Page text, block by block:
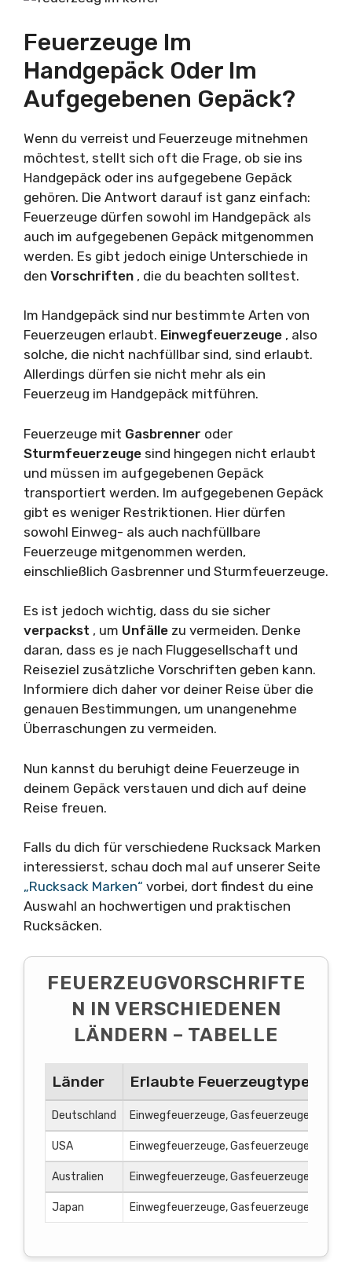
Feuerzeuge Im
Handgepäck Oder Im
Aufgegebenen Gepäck?
Wenn du verreist und Feuerzeuge mitnehmen
möchtest, stellt sich oft die Frage, ob sie ins
Handgepäck oder ins aufgegebene Gepäck
gehören. Die Antwort darauf ist ganz einfach:
Feuerzeuge dürfen sowohl im Handgepäck als
auch im aufgegebenen Gepäck mitgenommen
werden. Es gibt jedoch einige Unterschiede in
den Vorschriften , die du beachten solltest.
Im Handgepäck sind nur bestimmte Arten von
Feuerzeugen erlaubt. Einwegfeuerzeuge , also
solche, die nicht nachfüllbar sind, sind erlaubt.
Allerdings dürfen sie nicht mehr als ein
Feuerzeug im Handgepäck mitführen.
Feuerzeuge mit Gasbrenner oder
Sturmfeuerzeuge sind hingegen nicht erlaubt
und müssen im aufgegebenen Gepäck
transportiert werden. Im aufgegebenen Gepäck
gibt es weniger Restriktionen. Hier dürfen
sowohl Einweg- als auch nachfüllbare
Feuerzeuge mitgenommen werden,
einschließlich Gasbrenner und Sturmfeuerzeuge.
Es ist jedoch wichtig, dass du sie sicher
verpackst , um Unfälle zu vermeiden. Denke
daran, dass es je nach Fluggesellschaft und
Reiseziel zusätzliche Vorschriften geben kann.
Informiere dich daher vor deiner Reise über die
genauen Bestimmungen, um unangenehme
Überraschungen zu vermeiden.
Nun kannst du beruhigt deine Feuerzeuge in
deinem Gepäck verstauen und dich auf deine
Reise freuen.
Falls du dich für verschiedene Rucksack Marken
interessierst, schau doch mal auf unserer Seite
„Rucksack Marken“ vorbei, dort findest du eine
Auswahl an hochwertigen und praktischen
Rucksäcken.
FEUERZEUGVORSCHRIFTE
N IN VERSCHIEDENEN
LÄNDERN – TABELLE
Länder Erlaubte Feuerzeugtypen
Deutschland Einwegfeuerzeuge, Gasfeuerzeuge,
USA Einwegfeuerzeuge, Gasfeuerzeuge,
Australien Einwegfeuerzeuge, Gasfeuerzeuge
Japan Einwegfeuerzeuge, Gasfeuerzeuge,